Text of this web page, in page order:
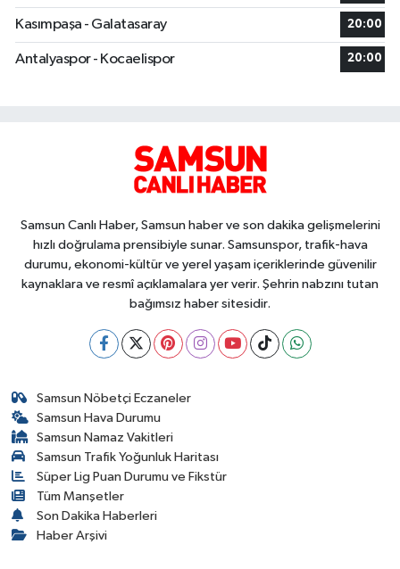
Kasımpaşa - Galatasaray 20:00
Antalyaspor - Kocaelispor 20:00
Samsun Canlı Haber, Samsun haber ve son dakika gelişmelerini
hızlı doğrulama prensibiyle sunar. Samsunspor, trafik-hava
durumu, ekonomi-kültür ve yerel yaşam içeriklerinde güvenilir
kaynaklara ve resmî açıklamalara yer verir. Şehrin nabzını tutan
bağımsız haber sitesidir.
Samsun Nöbetçi Eczaneler
Samsun Hava Durumu
Samsun Namaz Vakitleri
Samsun Trafik Yoğunluk Haritası
Süper Lig Puan Durumu ve Fikstür
Tüm Manşetler
Son Dakika Haberleri
Haber Arşivi